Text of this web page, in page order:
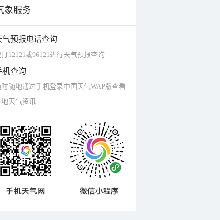
象服务
气预报电话查询
打12121或96121进行天气预报查询
机查询
时随地通过手机登录中国天气WAP版查看
地天气资讯